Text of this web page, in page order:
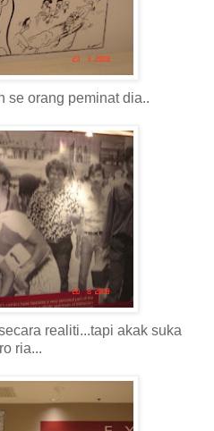
se orang peminat dia..
realiti...tapi akak suka
ria...